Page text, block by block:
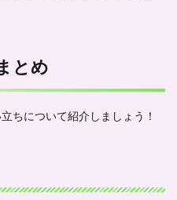
とめ
ちについて紹介しましょう！